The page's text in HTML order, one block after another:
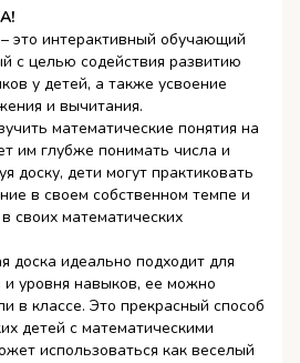
это интерактивный обучающий
с целью содействия развитию
у детей, а также усвоение
и вычитания.
математические понятия на
им глубже понимать числа и
доску, дети могут практиковать
в своем собственном темпе и
своих математических
доска идеально подходит для
и уровня навыков, ее можно
в классе. Это прекрасный способ
детей с математическими
использоваться как веселый